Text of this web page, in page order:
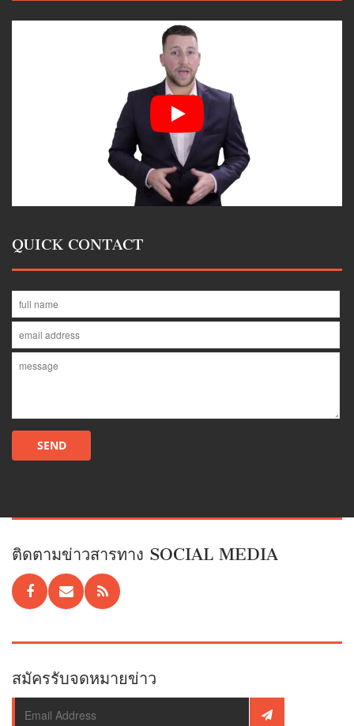
QUICK CONTACT
ติดตามข่าวสารทาง SOCIAL MEDIA
สมัครรับจดหมายข่าว